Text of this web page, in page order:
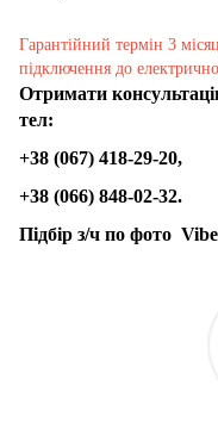
Гарантійний термін 3
підключення до
Отримати
тел:
+38 (067) 418-29-20,
+38 (066) 848-02-32.
Підбір з/ч по фото